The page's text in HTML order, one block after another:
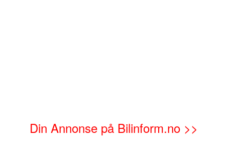
Din Annonse på Bilinform.no >>